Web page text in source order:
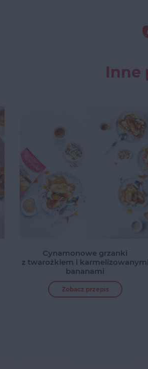
Inne
Cynamonowe grzanki
z twarożkiem i karmelizowanymi
bananami
Zobacz przepis